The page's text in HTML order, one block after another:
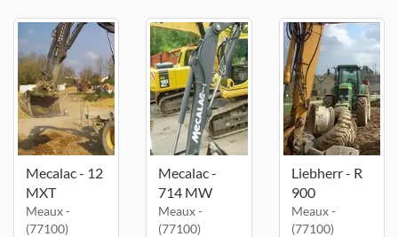
Mecalac - 12
MXT
Meaux -
(77100)
Mecalac -
714 MW
Meaux -
(77100)
Liebherr - R
900
Meaux -
(77100)